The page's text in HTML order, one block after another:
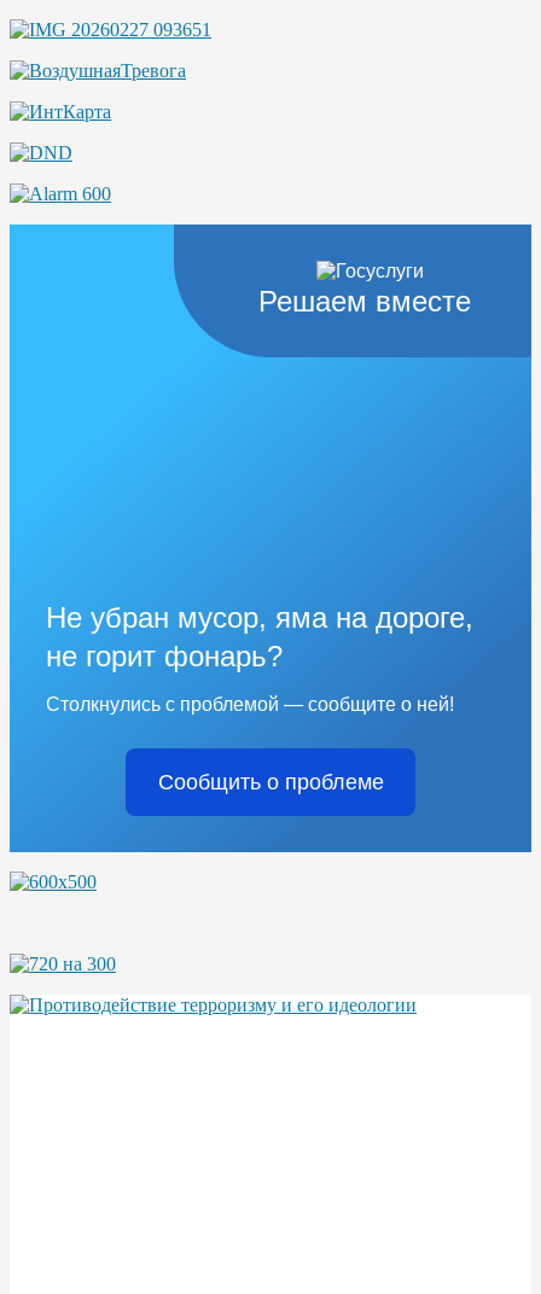
Решаем вместе
Не убран мусор, яма на дороге,
не горит фонарь?
Столкнулись с проблемой — сообщите о ней!
Сообщить о проблеме